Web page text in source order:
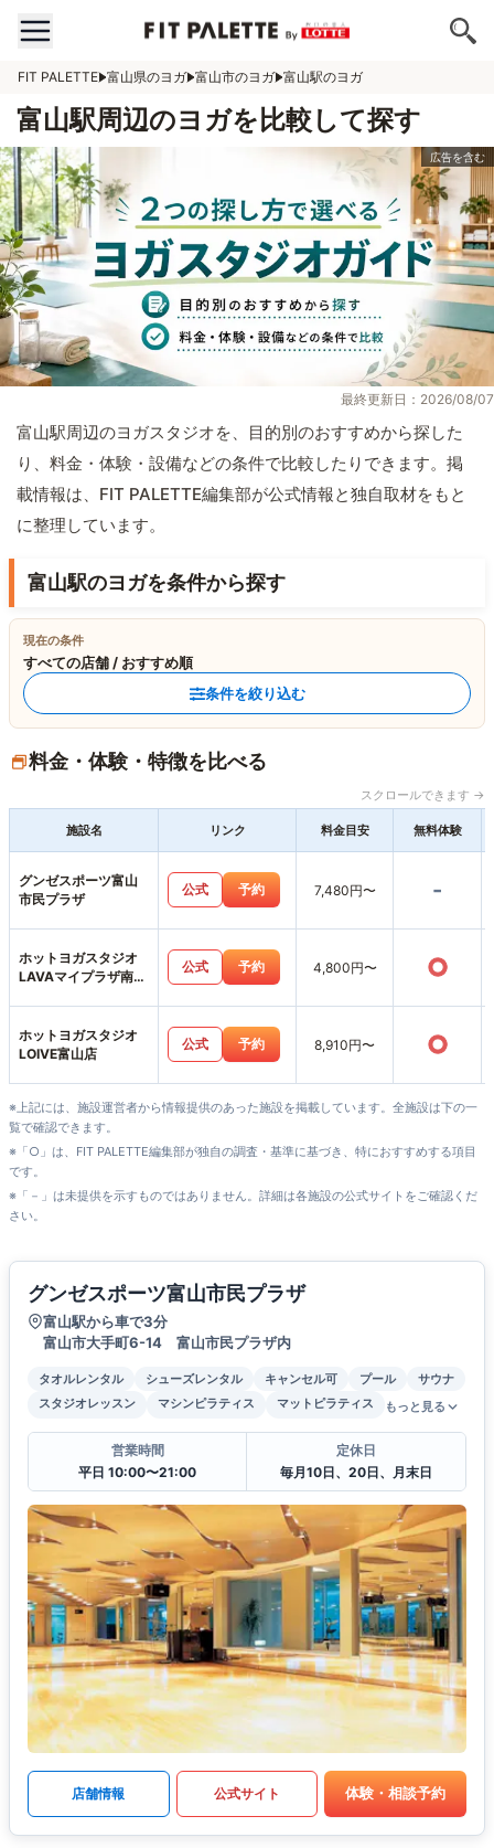
FIT PALETTE 富山県のヨガ 富山市のヨガ 富山駅のヨガ
富山駅周辺のヨガを比較して探す
最終更新日：2026/08/07
富山駅周辺のヨガスタジオを、目的別のおすすめから探した
り、料金・体験・設備などの条件で比較したりできます。掲
載情報は、FIT PALETTE編集部が公式情報と独自取材をもと
に整理しています。
富山駅のヨガを条件から探す
現在の条件
すべての店舗 / おすすめ順
条件を絞り込む
料金・体験・特徴を比べる
スクロールできます →
施設名 リンク 料金目安 無料体験
グンゼスポーツ富山
市民プラザ
公式 予約 7,480円〜 -
ホットヨガスタジオ
LAVAマイプラザ南富
公式 予約 4,800円〜 ○
ホットヨガスタジオ
LOIVE富山店
公式 予約 8,910円〜 ○
※上記には、施設運営者から情報提供のあった施設を掲載しています。全施設は下の一
覧で確認できます。
※「○」は、FIT PALETTE編集部が独自の調査・基準に基づき、特におすすめする項目
です。
※「－」は未提供を示すものではありません。詳細は各施設の公式サイトをご確認くだ
さい。
グンゼスポーツ富山市民プラザ
富山駅から車で3分
富山市大手町6-14 富山市民プラザ内
タオルレンタル シューズレンタル キャンセル可 プール
サウナ
スタジオレッスン
マシンピラティス マットピラティス もっと見る
営業時間
平日 10:00〜21:00
定休日
毎月10日、20日、月末日
店舗情報 公式サイト 体験・相談予約